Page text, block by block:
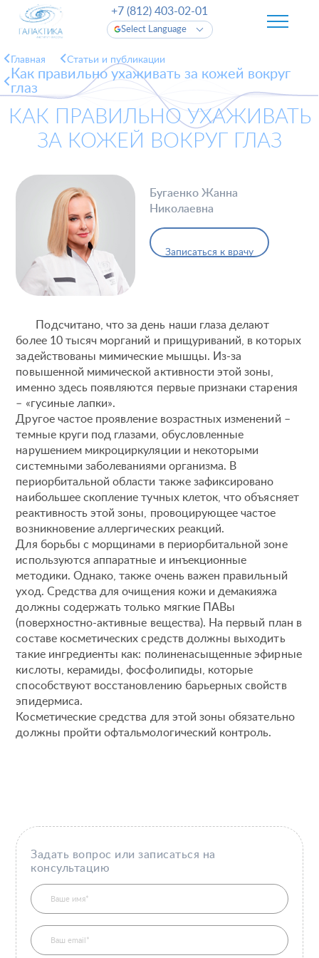
Select Language
+7 (812) 403-02-01
Главная Cтатьи и публикации
Как правильно ухаживать за кожей вокруг
глаз
КАК ПРАВИЛЬНО УХАЖИВАТЬ
ЗА КОЖЕЙ ВОКРУГ ГЛАЗ
Бугаенко Жанна
Николаевна
Записаться к врачу
Подсчитано, что за день наши глаза делают
более 10 тысяч морганий и прищуриваний, в которых
задействованы мимические мышцы. Из-за
повышенной мимической активности этой зоны,
именно здесь появляются первые признаки старения
– «гусиные лапки».
Другое частое проявление возрастных изменений –
темные круги под глазами, обусловленные
нарушением микроциркуляции и некоторыми
системными заболеваниями организма. В
периорбитальной области также зафиксировано
наибольшее скопление тучных клеток, что объясняет
реактивность этой зоны, провоцирующее частое
возникновение аллергических реакций.
Для борьбы с морщинами в периорбитальной зоне
используются аппаратные и инъекционные
методики. Однако, также очень важен правильный
уход. Средства для очищения кожи и демакияжа
должны содержать только мягкие ПАВы
(поверхностно-активные вещества). На первый план в
составе косметических средств должны выходить
такие ингредиенты как: полиненасыщенные эфирные
кислоты, керамиды, фосфолипиды, которые
способствуют восстановлению барьерных свойств
эпидермиса.
Косметические средства для этой зоны обязательно
должны пройти офтальмологический контроль.
Задать вопрос или записаться на
консультацию